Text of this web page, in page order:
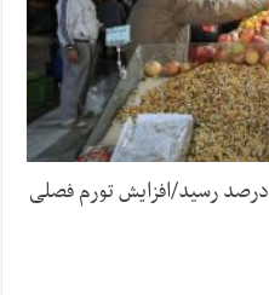
تورم نقطه‌به‌نقطه خدمات به ۵۸ درصد رسید/افزایش تورم فصلی